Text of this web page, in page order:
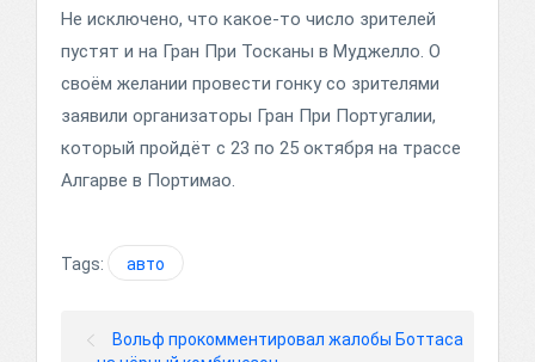
Не исключено, что какое-то число зрителей
пустят и на Гран При Тосканы в Муджелло. О
своём желании провести гонку со зрителями
заявили организаторы Гран При Португалии,
который пройдёт с 23 по 25 октября на трассе
Алгарве в Портимао.
Tags: авто
Вольф прокомментировал жалобы Боттаса